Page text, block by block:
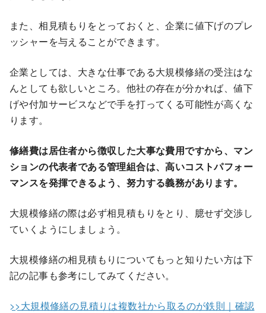
また、相見積もりをとっておくと、企業に値下げのプレ
ッシャーを与えることができます。
企業としては、大きな仕事である大規模修繕の受注はな
んとしても欲しいところ。他社の存在が分かれば、値下
げや付加サービスなどで手を打ってくる可能性が高くな
ります。
修繕費は居住者から徴収した大事な費用ですから、マン
ションの代表者である管理組合は、高いコストパフォー
マンスを発揮できるよう、努力する義務があります。
大規模修繕の際は必ず相見積もりをとり、臆せず交渉し
ていくようにしましょう。
大規模修繕の相見積もりについてもっと知りたい方は下
記の記事も参考にしてみてください。
>>大規模修繕の見積りは複数社から取るのが鉄則｜確認